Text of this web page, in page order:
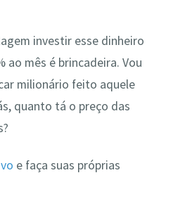
investir esse dinheiro
ao mês é brincadeira. Vou
milionário feito aquele
quanto tá o preço das
e faça suas próprias